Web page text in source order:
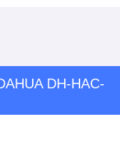
DH-HAC-